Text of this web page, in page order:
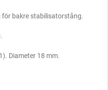
för bakre stabilisatorstång.
Diameter 18 mm.